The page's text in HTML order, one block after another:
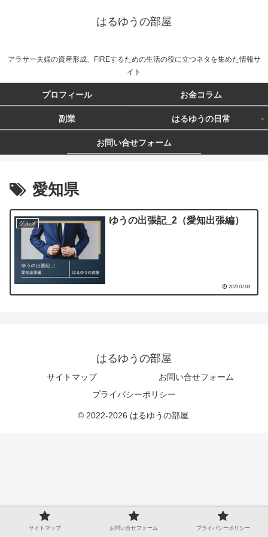
はるゆうの部屋
アラサー夫婦の資産形成、FIREするための生活の役に立つネタを集めた情報サ
イト
プロフィール お金コラム
副業 はるゆうの日常
お問い合せフォーム
愛知県
グルメ ゆうの出張記_2（愛知出張編）
2023.07.03
はるゆうの部屋
サイトマップ
お問い合せフォーム
プライバシーポリシー
© 2022-2026 はるゆうの部屋.
サイトマップ お問い合せフォーム プライバシーポリシー